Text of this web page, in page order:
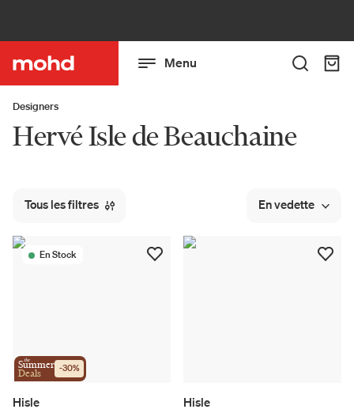
Menu
Designers
Hervé Isle de Beauchaine
Tous les filtres En vedette
En Stock
the
Summer
Deals -30%
Hisle
Hisle